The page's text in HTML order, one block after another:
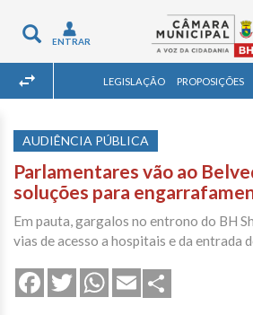
Toggle
navigation
ENTRAR
LEGISLAÇÃO PROPOSIÇÕES
AUDIÊNCIA PÚBLICA
Parlamentares vão ao
soluções para
Em pauta, gargalos no entrono do BH
vias de acesso a hospitais e da entrada
FacebookTwitterWhatsApp
Email